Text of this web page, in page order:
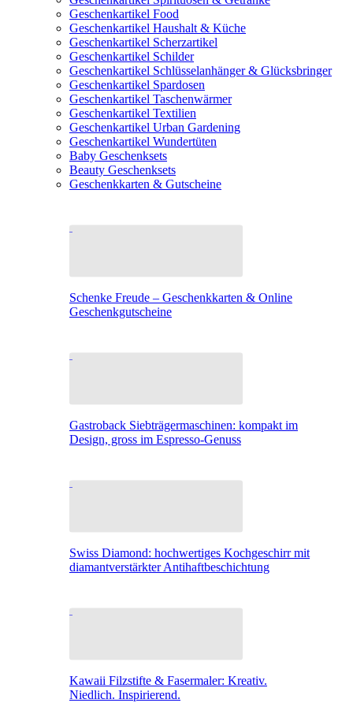
Geschenkartikel Food
Geschenkartikel Haushalt & Küche
Geschenkartikel Scherzartikel
Geschenkartikel Schilder
Geschenkartikel Schlüsselanhänger & Glücksbringer
Geschenkartikel Spardosen
Geschenkartikel Taschenwärmer
Geschenkartikel Textilien
Geschenkartikel Urban Gardening
Geschenkartikel Wundertüten
Baby Geschenksets
Beauty Geschenksets
Geschenkkarten & Gutscheine
Schenke Freude – Geschenkkarten & Online
Geschenkgutscheine
Gastroback Siebträgermaschinen: kompakt im
Design, gross im Espresso-Genuss
Swiss Diamond: hochwertiges Kochgeschirr mit
diamantverstärkter Antihaftbeschichtung
Kawaii Filzstifte & Fasermaler: Kreativ.
Niedlich. Inspirierend.